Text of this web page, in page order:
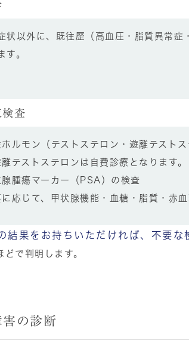
状以外に、既往歴（高血圧・脂質異常
す。
検査
ホルモン（テストステロン・遊離テスト
テストステロンは自費診療となります。
腺腫瘍マーカー（PSA）の検査
応じて、 甲状腺機能・血糖・脂質・赤
結果をお持ちいただければ、不要な
で判明します。
の診断